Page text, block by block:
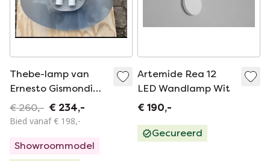
Thebe-lamp van
Ernesto Gismondi
ARTEMIDE
€ 260,- € 234,-
Bied vanaf € 198,-
Showroommodel
Artemide Rea 12
LED Wandlamp Wit
€ 190,-
Gecureerd